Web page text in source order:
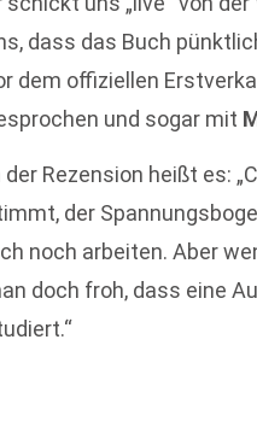
dass das Buch
dem offiziellen
und sogar mit
der Rezension heißt es:
der
noch arbeiten. Aber
doch froh, dass eine